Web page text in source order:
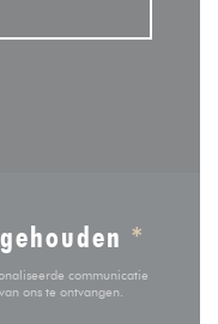
*
communicatie
ons te ontvangen.